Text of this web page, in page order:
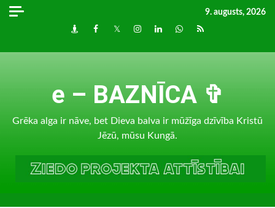
Skip
9. augusts, 2026
DraugiemFacebook
TwitterInstagram
LinkedInwhatsapp
RSS
e – BAZNĪCA ✞
Grēka alga ir nāve, bet Dieva balva ir mūžīga dzīvība Kristū
Jēzū, mūsu Kungā.